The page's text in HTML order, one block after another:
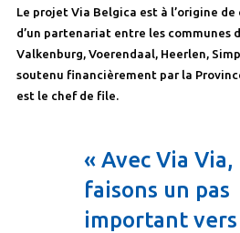
Le projet Via Belgica est à l’origine
d’un partenariat entre les communes
Valkenburg, Voerendaal, Heerlen,
soutenu financièrement par la
est le chef de file.
« Avec Via Via,
faisons un pas
important vers